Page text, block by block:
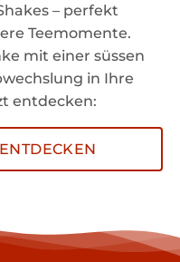
– perfekt
Teemomente.
mit einer süssen
in Ihre
entdecken: